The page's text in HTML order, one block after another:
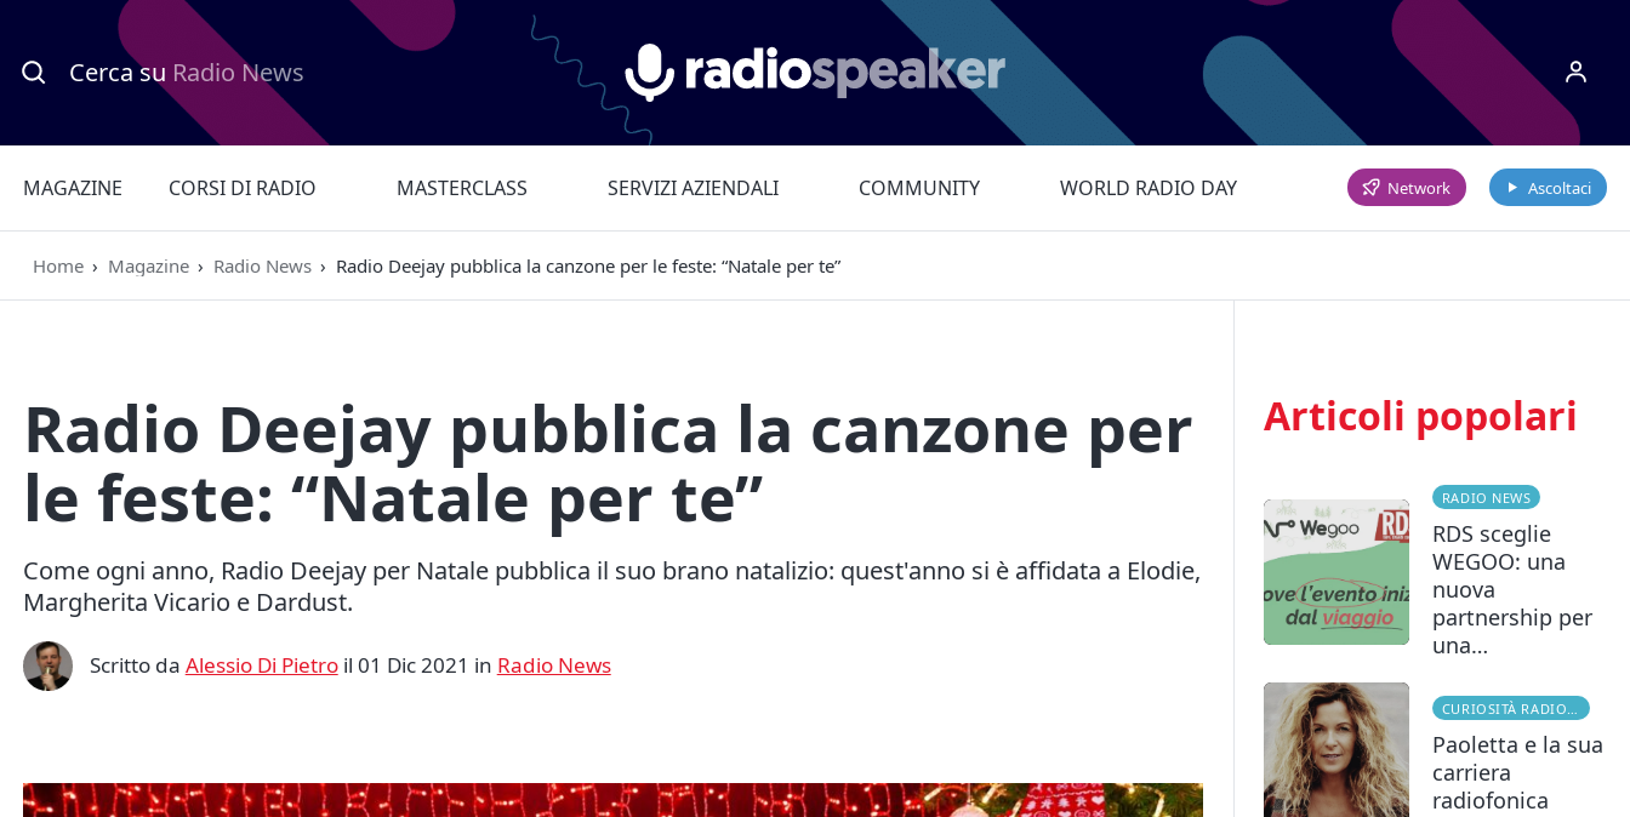
Cerca su Radio News Radiospeaker.it
MAGAZINE CORSI DI RADIO MASTERCLASS SERVIZI AZIENDALI COMMUNITY WORLD RADIO DAY Network Ascoltaci
Home › Magazine › Radio News › Radio Deejay pubblica la canzone per le feste: “Natale per te”
Radio Deejay pubblica la canzone per
le feste: “Natale per te”
Come ogni anno, Radio Deejay per Natale pubblica il suo brano natalizio: quest'anno si è affidata a Elodie,
Margherita Vicario e Dardust.
Scritto da Alessio Di Pietroil 01 Dic 2021 in Radio News
Articoli popolari
RADIO NEWS
RDS sceglie
WEGOO: una
nuova
partnership per
una…
Paoletta e la sua
carriera
radiofonica